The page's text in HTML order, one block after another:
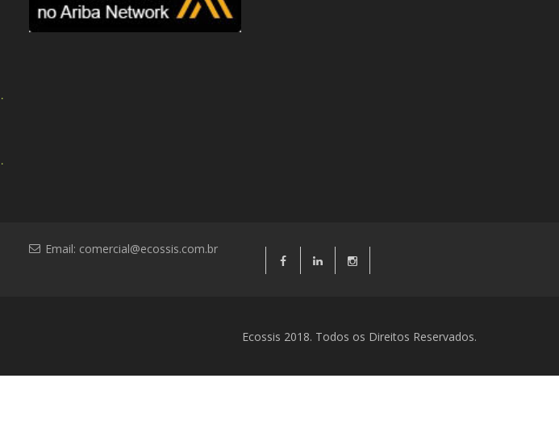
Email: comercial@ecossis.com.br
Ecossis 2018. Todos os Direitos Reservados.